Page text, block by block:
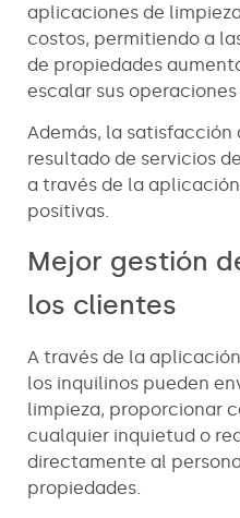
aplicaciones de
costos, permitiendo a
de propiedades
escalar sus
Además, la
resultado de servicios
a través de la
positivas.
Mejor gestión
los clientes
A través de la
los inquilinos pueden
limpieza, proporcionar
cualquier inquietud o
directamente al
propiedades.